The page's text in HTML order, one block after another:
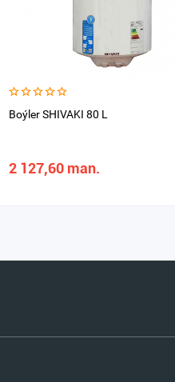
Boýler SHIVAKI 80 L
2 127,60 man.